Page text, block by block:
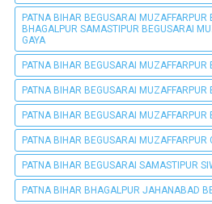
PATNA BIHAR BEGUSARAI MUZAFFARPUR
BHAGALPUR SAMASTIPUR BEGUSARAI
GAYA
PATNA BIHAR BEGUSARAI MUZAFFARPUR
PATNA BIHAR BEGUSARAI
PATNA BIHAR BEGUSARAI MUZAFFARPUR
PATNA BIHAR BEGUSARAI MUZAFFARPUR
PATNA BIHAR BEGUSARAI SAMASTIPUR
PATNA BIHAR BHAGALPUR JAHANABAD